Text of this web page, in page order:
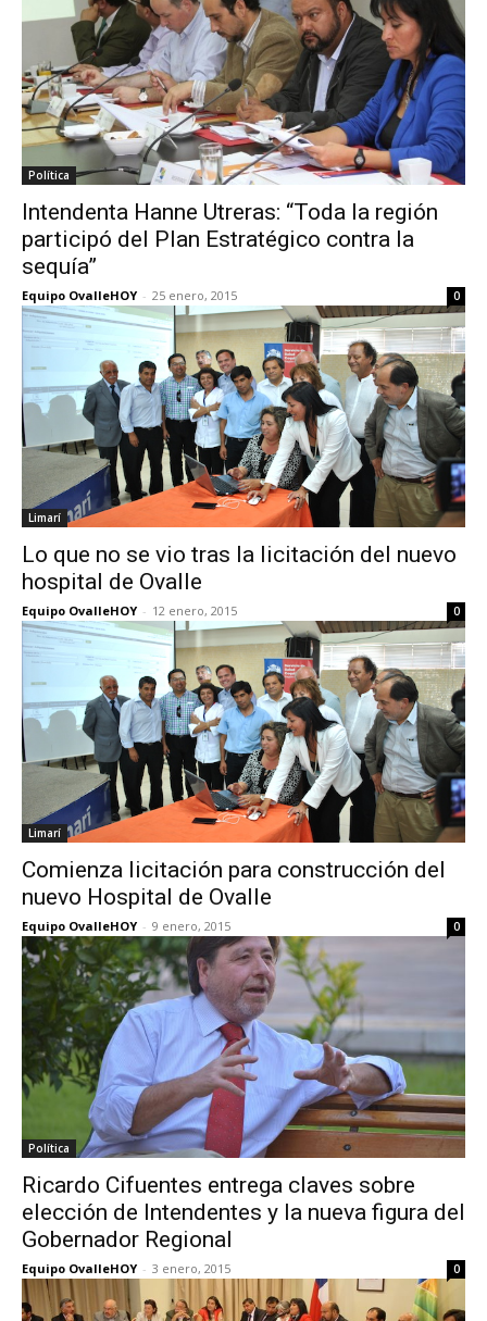
Política
Intendenta Hanne Utreras: “Toda la región
participó del Plan Estratégico contra la
sequía”
Equipo OvalleHOY - 25 enero, 2015 0
Limarí
Lo que no se vio tras la licitación del nuevo
hospital de Ovalle
Equipo OvalleHOY - 12 enero, 2015 0
Limarí
Comienza licitación para construcción del
nuevo Hospital de Ovalle
Equipo OvalleHOY - 9 enero, 2015 0
Política
Ricardo Cifuentes entrega claves sobre
elección de Intendentes y la nueva figura del
Gobernador Regional
Equipo OvalleHOY - 3 enero, 2015 0